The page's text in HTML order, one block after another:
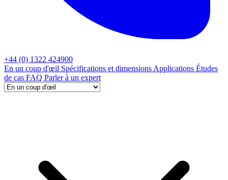
+44 (0) 1322 424900
En un coup d'œil Spécifications et dimensions Applications Études
de cas FAQ Parler à un expert